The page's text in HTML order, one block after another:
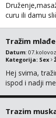
curu ili damu
Tražim
Datum:
Kategorija: Sex
Hej svima,
ispod i nadji
Trazim